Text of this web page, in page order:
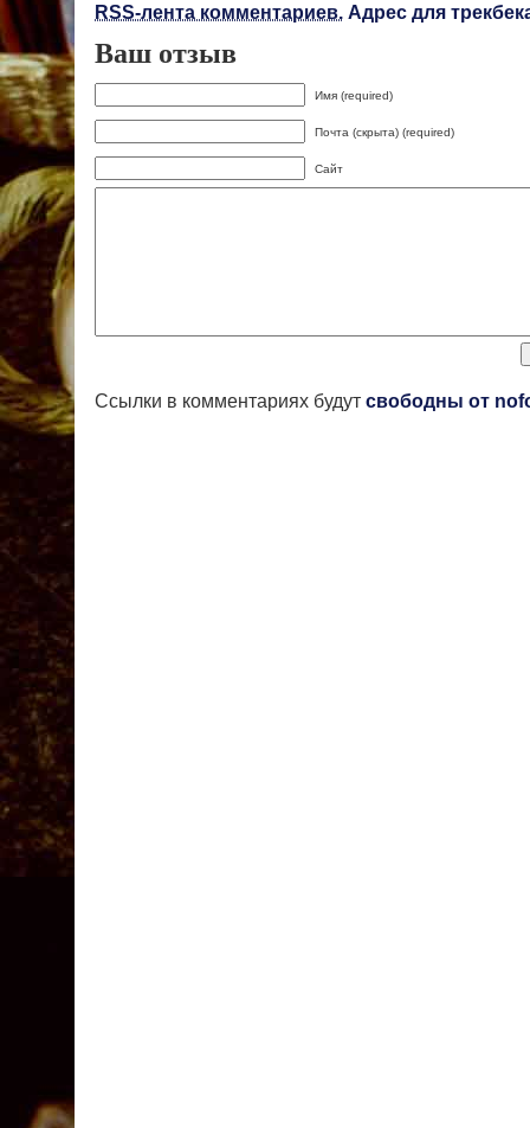
RSS-лента комментариев. Адрес для
Ваш отзыв
Имя (required)
Почта (скрыта) (required)
Сайт
Ссылки в комментариях будут свободны от